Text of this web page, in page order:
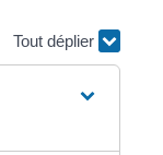
Tout déplier